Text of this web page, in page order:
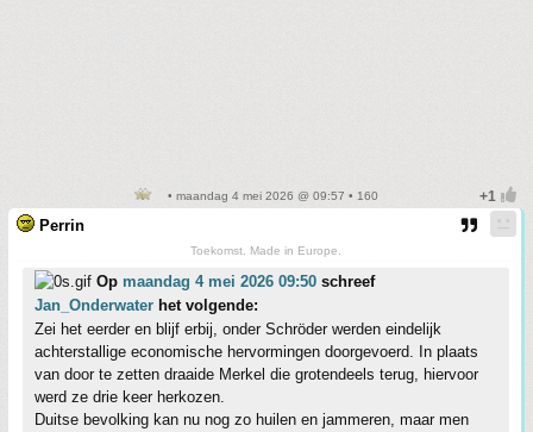
• maandag 4 mei 2026 @ 09:57 • 160
Perrin
Toekomst. Made in Europe.
Op maandag 4 mei 2026 09:50 schreef
Jan_Onderwater het volgende:
Zei het eerder en blijf erbij, onder Schröder werden eindelijk
achterstallige economische hervormingen doorgevoerd. In plaats
van door te zetten draaide Merkel die grotendeels terug, hiervoor
werd ze drie keer herkozen.
Duitse bevolking kan nu nog zo huilen en jammeren, maar men